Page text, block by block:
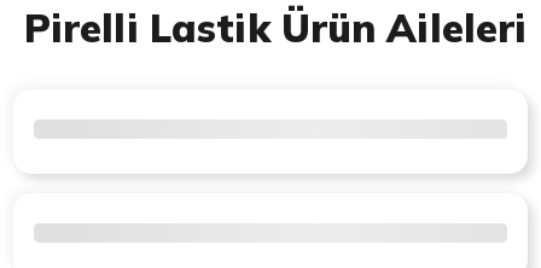
Pirelli Lastik Ürün Aileleri